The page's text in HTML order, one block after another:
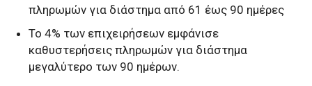
πληρωμών για διάστημα από 61 έως 90 ημέρες
Το 4% των επιχειρήσεων εμφάνισε
καθυστερήσεις πληρωμών για διάστημα
μεγαλύτερο των 90 ημέρων.